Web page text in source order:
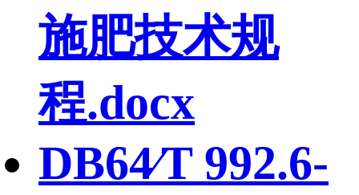
施肥技术规
程.docx
DB64∕T 992.6-